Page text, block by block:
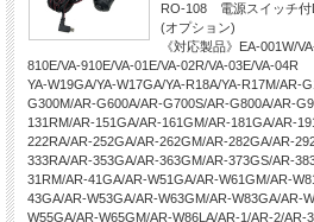
RO-108 電源スイッチ付
(オプション)
《対応製品》EA-001W/
810E/VA-910E/VA-01E/VA-02R/VA-03E/VA-04R
YA-W19GA/YA-W17GA/YA-R18A/YA-R17M/AR-
G300M/AR-G600A/AR-G700S/AR-G800A/AR-
131RM/AR-151GA/AR-161GM/AR-181GA/AR-
222RA/AR-252GA/AR-262GM/AR-282GA/AR-
333RA/AR-353GA/AR-363GM/AR-373GS/AR-
31RM/AR-41GA/AR-W51GA/AR-W61GM/AR-
43GA/AR-W53GA/AR-W63GM/AR-W83GA/AR-
W55GA/AR-W65GM/AR-W86LA/AR-1/AR-2/AR-